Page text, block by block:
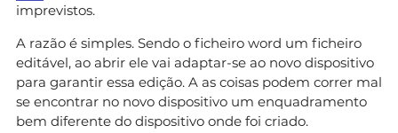
imprevistos.
A razão é simples. Sendo o ficheiro word um ficheiro
editável, ao abrir ele vai adaptar-se ao novo dispositivo
para garantir essa edição. A as coisas podem correr mal
se encontrar no novo dispositivo um enquadramento
bem diferente do dispositivo onde foi criado.